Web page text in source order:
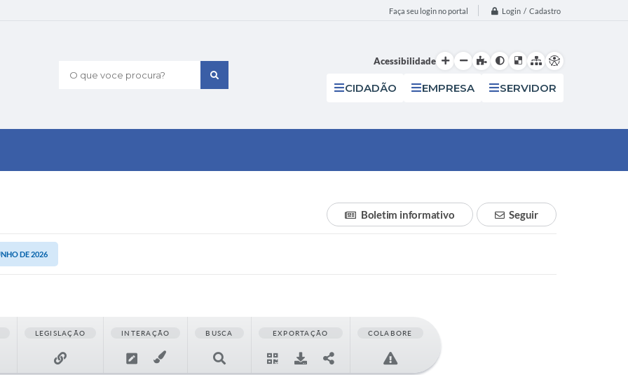
Faça seu login no portal Login / Cadastro
O que voce procura?
Acessibilidade
CIDADÃO EMPRESA SERVIDOR
Seguir
Boletim informativo
DE 2026
LEGISLAÇÃO INTERAÇÃO BUSCA EXPORTAÇÃO COLABORE